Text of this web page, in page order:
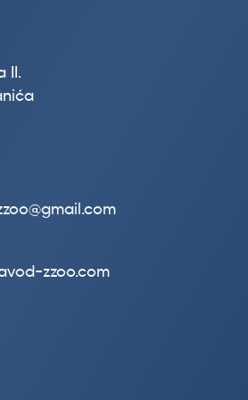
II.
zzoo.com